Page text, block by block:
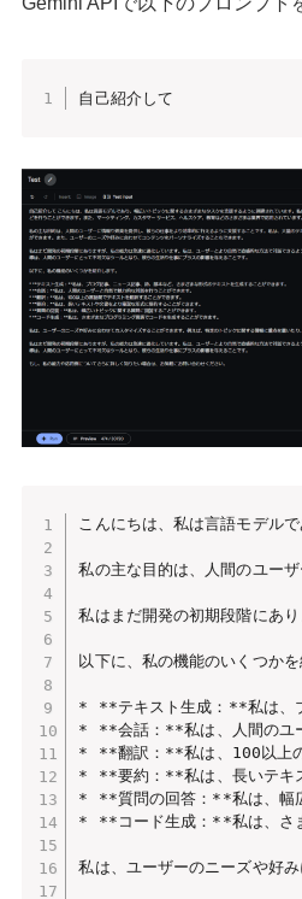
自己紹介して
こんにちは、私は言語モデル
私の主な目的は、人間のユー
私はまだ開発の初期段階にあ
以下に、私の機能のいくつかを
* **テキスト生成：**私は、ブ
* **会話：**私は、人間のユ
* **翻訳：**私は、100以上の
* **要約：**私は、長いテキ
* **質問の回答：**私は、幅
* **コード生成：**私は、さ
私は、ユーザーのニーズや好